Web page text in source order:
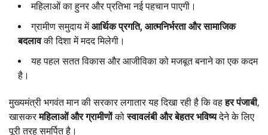
महिलाओं का हुनर और प्रतिभा नई पहचान पाएगी।
ग्रामीण समुदाय मेंआर्थिक प्रगति, आत्मनिर्भरता और सामाजिक
बदलावकी दिशा में मदद मिलेगी।
यह पहल सतत विकास और आजीविका को मजबूत बनाने का एक कदम
है।
मुख्यमंत्री भगवंत मान की सरकार लगातार यह दिखा रही है कि वहहर पंजाबी,
खासकरमहिलाओं और ग्रामीणोंकोस्वावलंबी और बेहतर भविष्यदेने के लिए
पूरी तरह समर्पित है।